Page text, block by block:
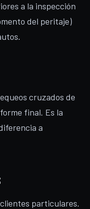
a la inspección
del peritaje)
cruzados de
final. Es la
a
particulares.